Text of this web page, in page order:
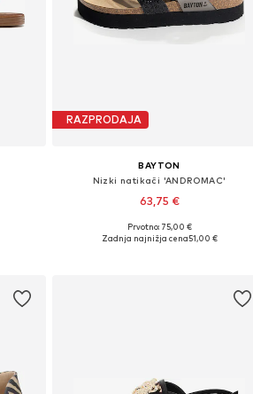
RAZPRODAJA
BAYTON
Nizki natikači 'ANDROMAC'
63,75 €
Razpoložljive velikosti: 37, 38, 39, 40, 41,
Prvotno: 75,00 €
Zadnja najnižja cena51,00 €